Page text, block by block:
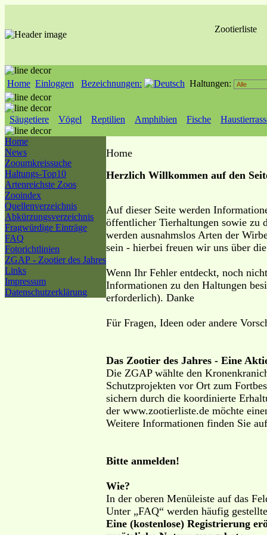
Zootierliste
Home Einloggen Bezeichnungen: Haltungen:
Säugetiere Vögel Reptilien Amphibien Fische
Home
News
Zooumkreissuche
Haltungs-Top10
Artenreichste Zoos
Zooindex
Quellenverzeichnis
Abkürzungsverzeichnis
Fragwürdige Einträge
FAQ
Fotorichtlinien
ZGAP - Zootier des Jahres
Links
Impressum
Datenschutzerklärung
Home
Herzlich Willkommen auf den
Auf dieser Seite werden
öffentlicher Tierhaltungen sowie zu
werden ausnahmslos Arten der
sein - hierbei freuen wir uns über
Wenn Ihr Fehler entdeckt, noch
Informationen zu den Haltungen
erforderlich). Danke
Für Fragen, Ideen oder andere
Das Zootier des Jahres - Eine
Die ZGAP wählte den
Schutzprojekten vor Ort zum
sichern durch die koordinierte
der www.zootierliste.de möchte
Weitere Informationen finden Sie
Bitte anmelden!
Wie?
In der oberen Menüleiste auf das
Unter „FAQ“ werden häufig
Eine (kostenlose) Registrierung